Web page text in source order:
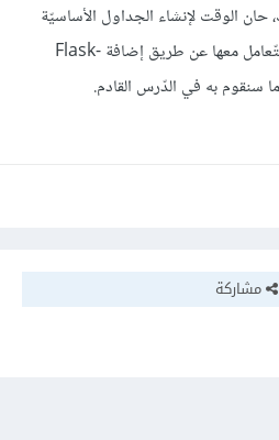
الوقت لإنشاء الجداول الأساسيّة
في قاعدة البيانات لنتمكّن من التّعامل معها عن طريق إضافة Flask-
مشاركة